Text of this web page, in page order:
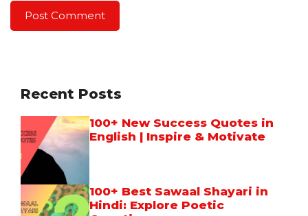
Recent Posts
100+ New Success Quotes in
English | Inspire & Motivate
100+ Best Sawaal Shayari in
Hindi: Explore Poetic